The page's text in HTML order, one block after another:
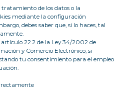
de los datos o la
mediante la configuración
debes saber que, si lo haces, tal
22.2 de la Ley 34/2002 de
y Comercio Electrónico, si
tu consentimiento para el empleo